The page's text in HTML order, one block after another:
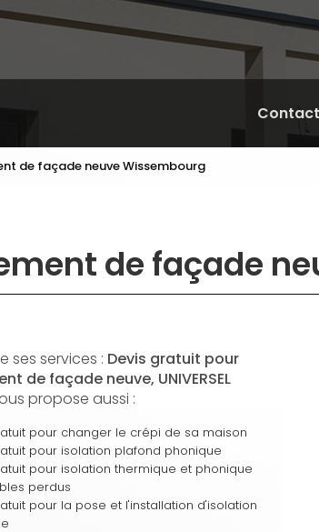
de façade neuve Wissembourg
de façade
ses services : Devis gratuit pour
de façade neuve, UNIVERSEL
propose aussi :
pour changer le crépi de sa maison
pour isolation plafond phonique
pour isolation thermique et phonique
perdus
pour la pose et l'installation d'isolation